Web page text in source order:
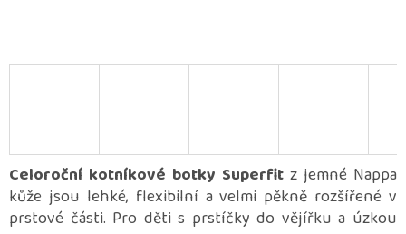
Celoroční kotníkové botky Superfit z jemné Nappa
kůže jsou lehké, flexibilní a velmi pěkně rozšířené v
prstové části. Pro děti s prstíčky do vějířku a úzkou